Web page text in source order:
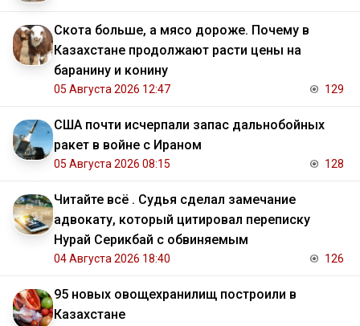
Скота больше, а мясо дороже. Почему в
Казахстане продолжают расти цены на
баранину и конину
05 Августа 2026 12:47 129
США почти исчерпали запас дальнобойных
ракет в войне с Ираном
05 Августа 2026 08:15 128
Читайте всё . Судья сделал замечание
адвокату, который цитировал переписку
Нурай Серикбай с обвиняемым
04 Августа 2026 18:40 126
95 новых овощехранилищ построили в
Казахстане